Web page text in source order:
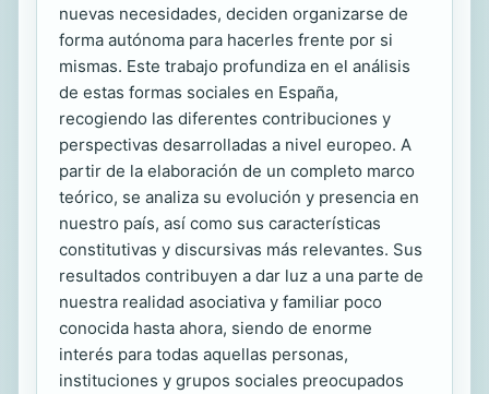
nuevas necesidades, deciden organizarse de
forma autónoma para hacerles frente por si
mismas. Este trabajo profundiza en el análisis
de estas formas sociales en España,
recogiendo las diferentes contribuciones y
perspectivas desarrolladas a nivel europeo. A
partir de la elaboración de un completo marco
teórico, se analiza su evolución y presencia en
nuestro país, así como sus características
constitutivas y discursivas más relevantes. Sus
resultados contribuyen a dar luz a una parte de
nuestra realidad asociativa y familiar poco
conocida hasta ahora, siendo de enorme
interés para todas aquellas personas,
instituciones y grupos sociales preocupados